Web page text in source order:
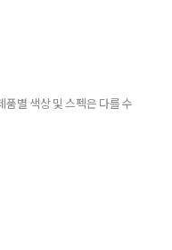
별 색상 및 스펙은 다를 수